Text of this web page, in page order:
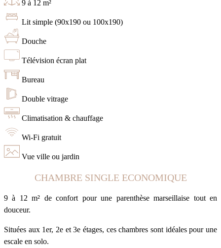
9 à 12 m²
Lit simple (90x190 ou 100x190)
Douche
Télévision écran plat
Bureau
Double vitrage
Climatisation & chauffage
Wi-Fi gratuit
Vue ville ou jardin
CHAMBRE SINGLE ECONOMIQUE
9 à 12 m² de confort pour une parenthèse marseillaise tout en
douceur.
Situées aux 1er, 2e et 3e étages, ces chambres sont idéales pour une
escale en solo.